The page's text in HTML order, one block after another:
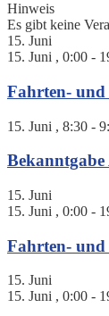
Hinweis
Es gibt keine
15. Juni
15. Juni , 0:00 -
Fahrten-
15. Juni , 8:30 -
15. Juni
15. Juni , 0:00 -
Fahrten-
15. Juni
15. Juni , 0:00 -